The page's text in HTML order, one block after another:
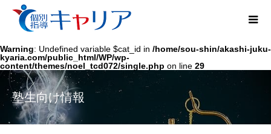
Warning: Undefined variable $cat_id in /home/sou-shin/akashi-juku-
kyaria.com/public_html/WP/wp-
content/themes/noel_tcd072/single.php on line 29
塾生向け情報